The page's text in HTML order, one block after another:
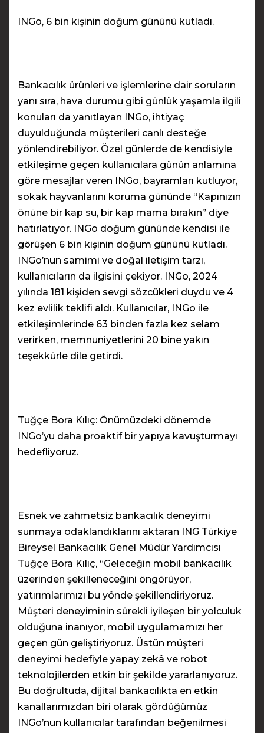
INGo, 6 bin kişinin doğum gününü kutladı.
Bankacılık ürünleri ve işlemlerine dair soruların
yanı sıra, hava durumu gibi günlük yaşamla ilgili
konuları da yanıtlayan INGo, ihtiyaç
duyulduğunda müşterileri canlı desteğe
yönlendirebiliyor. Özel günlerde de kendisiyle
etkileşime geçen kullanıcılara günün anlamına
göre mesajlar veren INGo, bayramları kutluyor,
sokak hayvanlarını koruma gününde “Kapınızın
önüne bir kap su, bir kap mama bırakın” diye
hatırlatıyor. INGo doğum gününde kendisi ile
görüşen 6 bin kişinin doğum gününü kutladı.
INGo’nun samimi ve doğal iletişim tarzı,
kullanıcıların da ilgisini çekiyor. INGo, 2024
yılında 181 kişiden sevgi sözcükleri duydu ve 4
kez evlilik teklifi aldı. Kullanıcılar, INGo ile
etkileşimlerinde 63 binden fazla kez selam
verirken, memnuniyetlerini 20 bine yakın
teşekkürle dile getirdi.
Tuğçe Bora Kılıç: Önümüzdeki dönemde
INGo’yu daha proaktif bir yapıya kavuşturmayı
hedefliyoruz.
Esnek ve zahmetsiz bankacılık deneyimi
sunmaya odaklandıklarını aktaran ING Türkiye
Bireysel Bankacılık Genel Müdür Yardımcısı
Tuğçe Bora Kılıç, “Geleceğin mobil bankacılık
üzerinden şekilleneceğini öngörüyor,
yatırımlarımızı bu yönde şekillendiriyoruz.
Müşteri deneyiminin sürekli iyileşen bir yolculuk
olduğuna inanıyor, mobil uygulamamızı her
geçen gün geliştiriyoruz. Üstün müşteri
deneyimi hedefiyle yapay zekâ ve robot
teknolojilerden etkin bir şekilde yararlanıyoruz.
Bu doğrultuda, dijital bankacılıkta en etkin
kanallarımızdan biri olarak gördüğümüz
INGo’nun kullanıcılar tarafından beğenilmesi